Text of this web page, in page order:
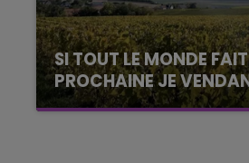
SI TOUT LE MONDE
PROCHAINE JE
La vendange en